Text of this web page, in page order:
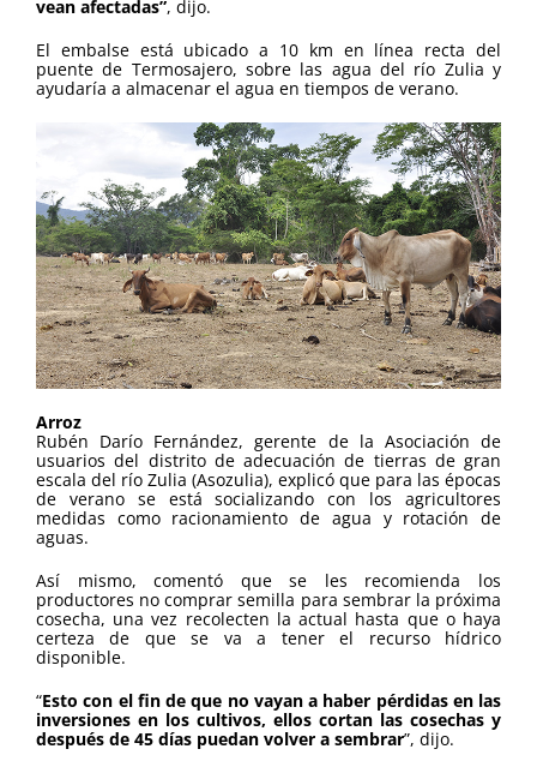
vean afectadas”, dijo.
El embalse está ubicado a 10 km en línea recta del
puente de Termosajero, sobre las agua del río Zulia y
ayudaría a almacenar el agua en tiempos de verano.
Arroz
Rubén Darío Fernández, gerente de la Asociación de
usuarios del distrito de adecuación de tierras de gran
escala del río Zulia (Asozulia), explicó que para las épocas
de verano se está socializando con los agricultores
medidas como racionamiento de agua y rotación de
aguas.
Así mismo, comentó que se les recomienda los
productores no comprar semilla para sembrar la próxima
cosecha, una vez recolecten la actual hasta que o haya
certeza de que se va a tener el recurso hídrico
disponible.
“Esto con el fin de que no vayan a haber pérdidas en las
inversiones en los cultivos, ellos cortan las cosechas y
después de 45 días puedan volver a sembrar”, dijo.